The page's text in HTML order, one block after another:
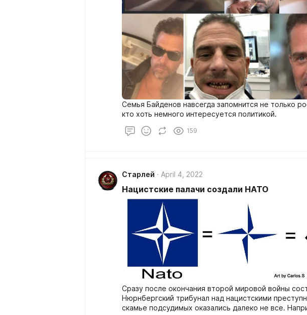
Семья Байденов навсегда запомнится не только
кто хоть немного интересуется политикой.
159
Старлей April 4, 2022
Нацистские палачи создали НАТО
Сразу после окончания второй мировой войны
Нюрнбергский трибунал над нацистскими
скамье подсудимых оказались далеко не все.